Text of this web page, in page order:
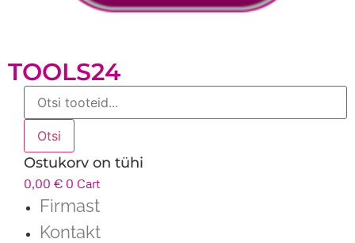
TOOLS24
Products
search
Otsi
Ostukorv on tühi
0,00 € 0 Cart
Firmast
Kontakt